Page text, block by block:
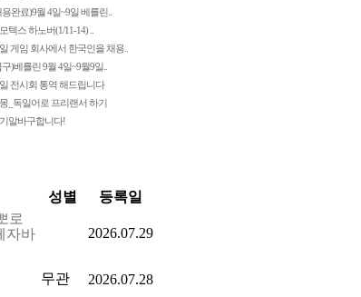
완료)9월 4일~9일 베를린..
텍스 하노버(1/11-14) ..
게임 회사에서 한국인을 채용..
)베를린 9월 4일~9월9일..
전시회 통역 해드립니다
_독일어로 프리랜서 하기
알바구합니다!
성별 등록일
로
자바
2026.07.29
무관 2026.07.28